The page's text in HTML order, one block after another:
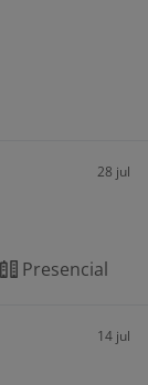
28 jul
Presencial
14 jul